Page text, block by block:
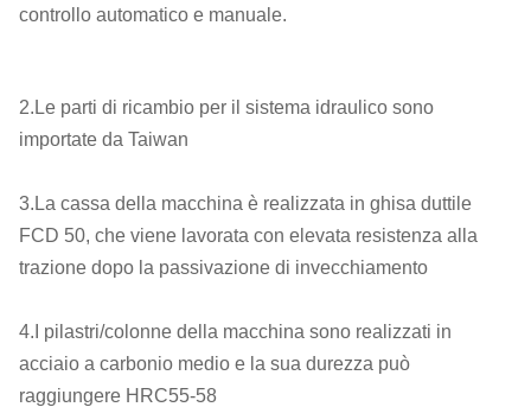
controllo automatico e manuale.
2.Le parti di ricambio per il sistema idraulico sono
importate da Taiwan
3.La cassa della macchina è realizzata in ghisa duttile
FCD 50, che viene lavorata con elevata resistenza alla
trazione dopo la passivazione di invecchiamento
4.I pilastri/colonne della macchina sono realizzati in
acciaio a carbonio medio e la sua durezza può
raggiungere HRC55-58